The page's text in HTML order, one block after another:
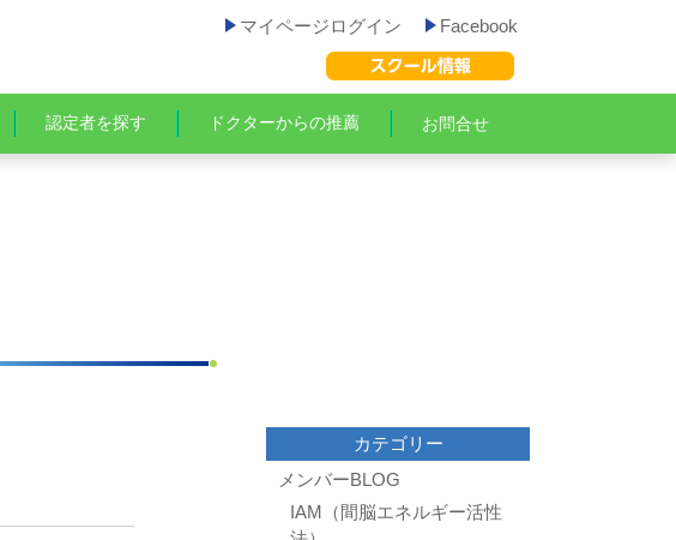
マイページログイン Facebook
認定者を探す ドクターからの推薦 お問合せ
カテゴリー
メンバーBLOG
IAM（間脳エネルギー活性